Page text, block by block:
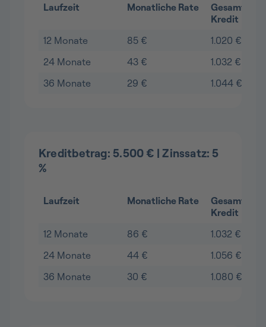
Laufzeit Monatliche Rate
Kredit
12 Monate
85 €
1.020 €
24 Monate
43 €
1.032 €
36 Monate
29 € 1.044 €
Kreditbetrag: 5.500 € | Zinssatz: 5
%
Laufzeit Monatliche Rate
Kredit
12 Monate
86 €
1.032 €
24 Monate
44 €
1.056 €
36 Monate
30 € 1.080 €